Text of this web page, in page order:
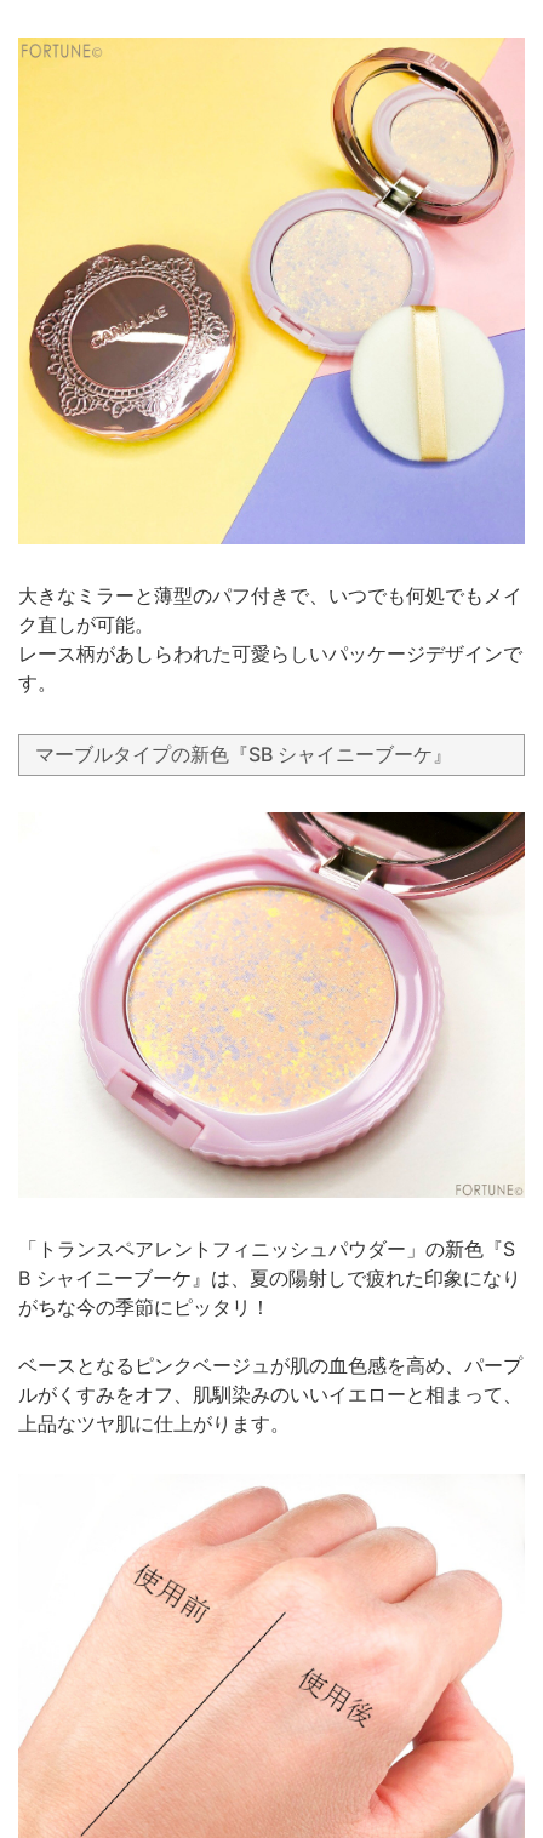
大きなミラーと薄型のパフ付きで、いつでも何処でもメイ
ク直しが可能。
レース柄があしらわれた可愛らしいパッケージデザインで
す。
マーブルタイプの新色『SB シャイニーブーケ』
「トランスペアレントフィニッシュパウダー」の新色『S
B シャイニーブーケ』は、夏の陽射しで疲れた印象になり
がちな今の季節にピッタリ！
ベースとなるピンクベージュが肌の血色感を高め、パープ
ルがくすみをオフ、肌馴染みのいいイエローと相まって、
上品なツヤ肌に仕上がります。